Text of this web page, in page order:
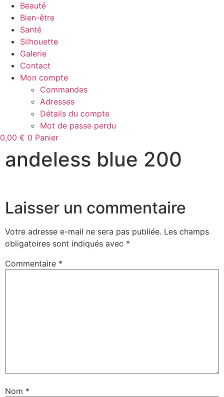
Beauté
Bien-être
Santé
Silhouette
Galerie
Contact
Mon compte
Commandes
Adresses
Détails du compte
Mot de passe perdu
0,00 € 0 Panier
andeless blue 200
Laisser un commentaire
Votre adresse e-mail ne sera pas publiée. Les champs
obligatoires sont indiqués avec *
Commentaire *
Nom *